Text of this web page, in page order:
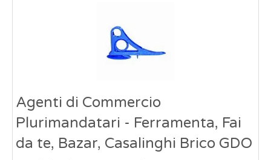
Agenti di Commercio
Plurimandatari - Ferramenta, Fai
da te, Bazar, Casalinghi Brico GDO